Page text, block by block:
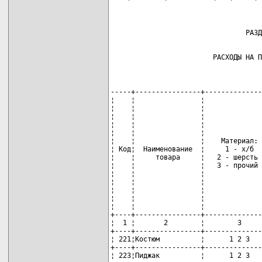
РАСХОДЫ НА
-----+----------------
¦    ¦                ¦
¦    ¦                ¦
¦    ¦                ¦
¦    ¦                ¦                 ¦
¦    ¦                ¦                 ¦
¦    ¦                ¦    Материал:
¦ Код¦  Наименование  ¦     1 - х/
¦    ¦     товара     ¦   2 - шерсть
¦    ¦                ¦   3 - прочий
¦    ¦                ¦
¦    ¦                ¦
¦    ¦                ¦
¦    ¦                ¦
¦    ¦                ¦
+----+----------------
¦  1 ¦       2        ¦        3
+----+----------------
¦ 221¦Костюм          ¦      1 2
+----+----------------
¦ 223¦Пиджак          ¦      1 2